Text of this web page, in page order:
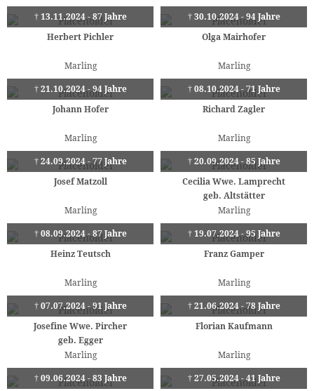
† 13.11.2024 - 87 Jahre
Herbert Pichler
Marling
† 30.10.2024 - 94 Jahre
Olga Mairhofer
Marling
† 21.10.2024 - 94 Jahre
Johann Hofer
Marling
† 08.10.2024 - 71 Jahre
Richard Zagler
Marling
† 24.09.2024 - 77 Jahre
Josef Matzoll
Marling
† 20.09.2024 - 85 Jahre
Cecilia Wwe. Lamprecht
geb. Altstätter
Marling
† 08.09.2024 - 87 Jahre
Heinz Teutsch
Marling
† 19.07.2024 - 95 Jahre
Franz Gamper
Marling
† 07.07.2024 - 91 Jahre
Josefine Wwe. Pircher
geb. Egger
Marling
† 21.06.2024 - 78 Jahre
Florian Kaufmann
Marling
† 09.06.2024 - 83 Jahre
† 27.05.2024 - 41 Jahre